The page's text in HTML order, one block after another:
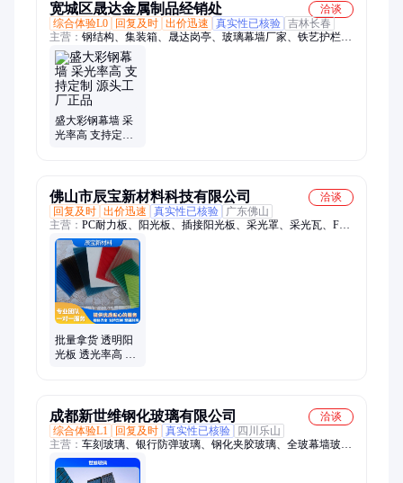
宽城区晟达金属制品经销处
洽谈
综合体验L0
回复及时 出价迅速 真实性已核验 吉林长春
主营： 钢结构、集装箱、晟达岗亭、玻璃幕墙厂家、铁艺护栏、
晟达彩钢房、断桥铝门窗
盛大彩钢幕墙 采
光率高 支持定制
佛山市辰宝新材料科技有限公司
洽谈
回复及时 出价迅速 真实性已核验
广东佛山
主营： PC耐力板、阳光板、插接阳光板、采光罩、采光瓦、FRP
采光瓦、PC板加工、星空房、铝合金雨棚、树脂瓦、PVC瓦、
铝合金车棚、耐力板雨棚、透明瓦、隔热瓦、防腐瓦、玻璃纤维
瓦、聚碳酸酯板、PC板、PC颗粒板、铝合金压条
批量拿货 透明阳
光板 透光率高 幕
成都新世维钢化玻璃有限公司
洽谈
综合体验L1
回复及时 真实性已核验
四川乐山
主营： 车刻玻璃、银行防弹玻璃、钢化夹胶玻璃、全玻幕墙玻
璃、超大板玻璃钢